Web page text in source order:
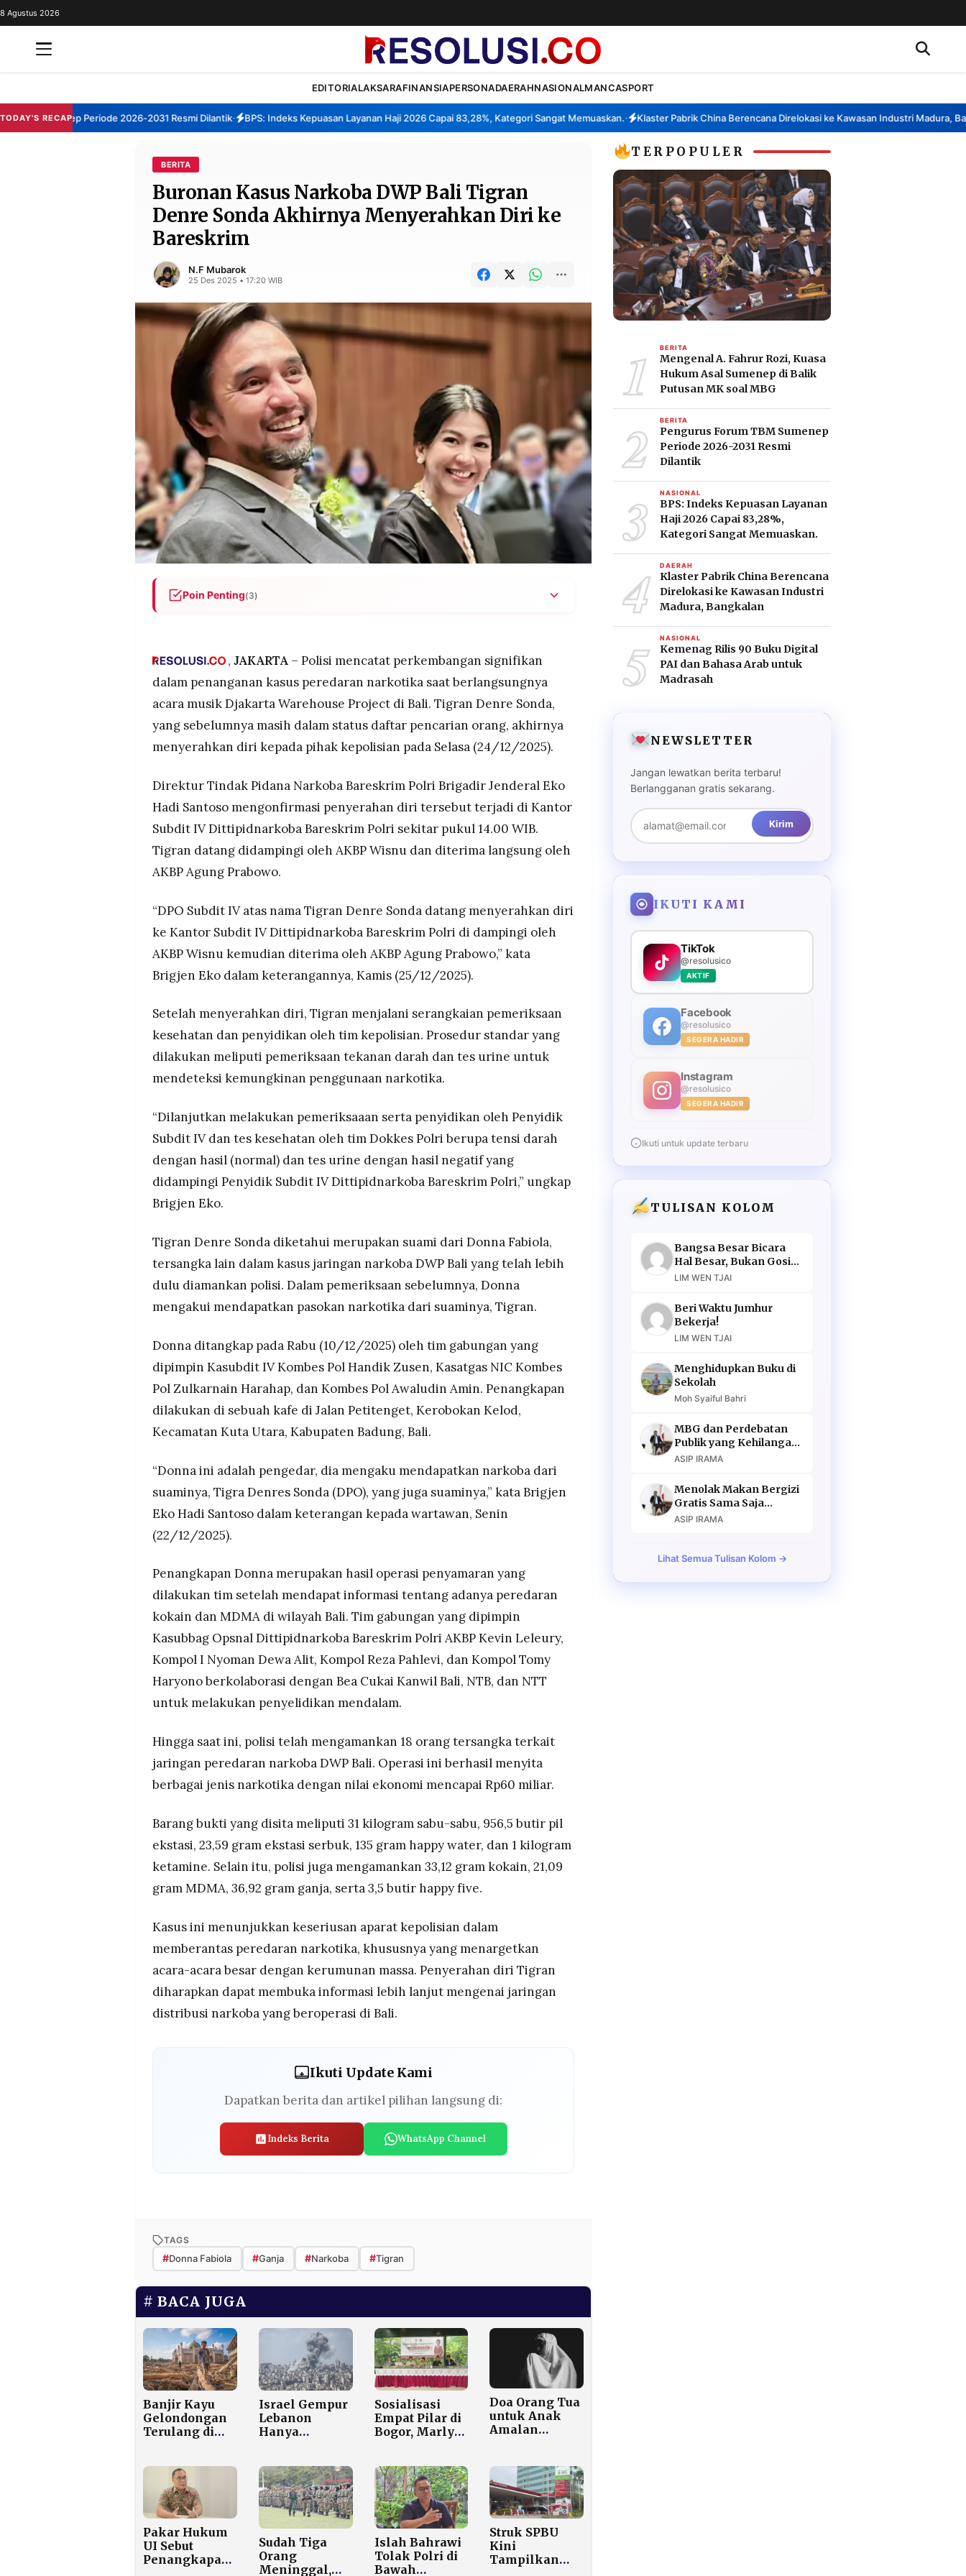
REDAKSI
BERITA
8 Agustus 2026
EDITORIALAKSARAFINANSIAPERSONADAERAHNASIONALMANCASPORT
TODAY'S RECAP
Sumenep Periode 2026-2031 Resmi Dilantik• BPS: Indeks Kepuasan Layanan Haji 2026 Capai 83,28%, Kategori Sangat Memuaskan.• Klaster Pabrik China Berencana Direlokasi ke Kawasan Industri Madura,
BERITA
Buronan Kasus Narkoba DWP Bali Tigran
Denre Sonda Akhirnya Menyerahkan Diri ke
Bareskrim
N.F Mubarok
25 Des 2025 • 17:20 WIB
Poin Penting(3)
Desember 2025 di Bali, dengan Donna mengaku mendapat pasokan narkoba
dari suaminya.
Total 18 tersangka diamankan dalam jaringan narkoba DWP Bali dengan barang
bukti senilai Rp60 miliar, termasuk 31 kg sabu, ratusan butir ekstasi, kokain,
MDMA, dan jenis narkotika lainnya.
, JAKARTA– Polisi mencatat perkembangan signifikan
dalam penanganan kasus peredaran narkotika saat berlangsungnya
acara musik Djakarta Warehouse Project di Bali. Tigran Denre Sonda,
yang sebelumnya masih dalam status daftar pencarian orang, akhirnya
menyerahkan diri kepada pihak kepolisian pada Selasa (24/12/2025).
Direktur Tindak Pidana Narkoba Bareskrim Polri Brigadir Jenderal Eko
Hadi Santoso mengonfirmasi penyerahan diri tersebut terjadi di Kantor
Subdit IV Dittipidnarkoba Bareskrim Polri sekitar pukul 14.00 WIB.
Tigran datang didampingi oleh AKBP Wisnu dan diterima langsung oleh
AKBP Agung Prabowo.
“DPO Subdit IV atas nama Tigran Denre Sonda datang menyerahkan diri
ke Kantor Subdit IV Dittipidnarkoba Bareskrim Polri di dampingi oleh
AKBP Wisnu kemudian diterima oleh AKBP Agung Prabowo,” kata
Brigjen Eko dalam keterangannya, Kamis (25/12/2025).
Setelah menyerahkan diri, Tigran menjalani serangkaian pemeriksaan
kesehatan dan penyidikan oleh tim kepolisian. Prosedur standar yang
dilakukan meliputi pemeriksaan tekanan darah dan tes urine untuk
mendeteksi kemungkinan penggunaan narkotika.
“Dilanjutkan melakukan pemeriksaaan serta penyidikan oleh Penyidik
Subdit IV dan tes kesehatan oleh tim Dokkes Polri berupa tensi darah
dengan hasil (normal) dan tes urine dengan hasil negatif yang
didampingi Penyidik Subdit IV Dittipidnarkoba Bareskrim Polri,” ungkap
Brigjen Eko.
Tigran Denre Sonda diketahui merupakan suami dari Donna Fabiola,
tersangka lain dalam kasus jaringan narkoba DWP Bali yang telah lebih
dulu diamankan polisi. Dalam pemeriksaan sebelumnya, Donna
mengakui mendapatkan pasokan narkotika dari suaminya, Tigran.
Donna ditangkap pada Rabu (10/12/2025) oleh tim gabungan yang
dipimpin Kasubdit IV Kombes Pol Handik Zusen, Kasatgas NIC Kombes
Pol Zulkarnain Harahap, dan Kombes Pol Awaludin Amin. Penangkapan
dilakukan di sebuah kafe di Jalan Petitenget, Kerobokan Kelod,
Kecamatan Kuta Utara, Kabupaten Badung, Bali.
“Donna ini adalah pengedar, dia mengaku mendapatkan narkoba dari
suaminya, Tigra Denres Sonda (DPO), yang juga suaminya,” kata Brigjen
Eko Hadi Santoso dalam keterangan kepada wartawan, Senin
(22/12/2025).
Penangkapan Donna merupakan hasil operasi penyamaran yang
dilakukan tim setelah mendapat informasi tentang adanya peredaran
kokain dan MDMA di wilayah Bali. Tim gabungan yang dipimpin
Kasubbag Opsnal Dittipidnarkoba Bareskrim Polri AKBP Kevin Leleury,
Kompol I Nyoman Dewa Alit, Kompol Reza Pahlevi, dan Kompol Tomy
Haryono berkolaborasi dengan Bea Cukai Kanwil Bali, NTB, dan NTT
untuk melakukan penyelidikan mendalam.
Hingga saat ini, polisi telah mengamankan 18 orang tersangka terkait
jaringan peredaran narkoba DWP Bali. Operasi ini berhasil menyita
berbagai jenis narkotika dengan nilai ekonomi mencapai Rp60 miliar.
Barang bukti yang disita meliputi 31 kilogram sabu-sabu, 956,5 butir pil
ekstasi, 23,59 gram ekstasi serbuk, 135 gram happy water, dan 1 kilogram
ketamine. Selain itu, polisi juga mengamankan 33,12 gram kokain, 21,09
gram MDMA, 36,92 gram ganja, serta 3,5 butir happy five.
Kasus ini menunjukkan keseriusan aparat kepolisian dalam
memberantas peredaran narkotika, khususnya yang menargetkan
acara-acara besar dengan kerumunan massa. Penyerahan diri Tigran
diharapkan dapat membuka informasi lebih lanjut mengenai jaringan
distribusi narkoba yang beroperasi di Bali.
Ikuti Update Kami
Dapatkan berita dan artikel pilihan langsung di:
Indeks Berita WhatsApp Channel
TAGS
#Donna Fabiola #Ganja #Narkoba #Tigran
BACA JUGA
Banjir Kayu
Gelondongan
Terulang di
Kembali
Dihantui
Trauma
Israel Gempur
Lebanon
Hanya
Gencatan
Senjata AS-
Iran
Diumumkan,
254 Orang
Tewas
Sosialisasi
Empat Pilar di
Bogor, Marlyn
Gerindra Jadi
Garda Ideologi
Bangsa
Doa Orang Tua
untuk Anak
Amalan
dan Bacaan
Lengkapnya
Pakar Hukum
UI Sebut
Penangkapan
Sudah Tiga
Orang
Meninggal,
Islah Bahrawi
Tolak Polri di
Bawah
Struk SPBU
Kini
Tampilkan
TERPOPULER
1 BERITA
Mengenal A. Fahrur Rozi, Kuasa
Hukum Asal Sumenep di Balik
Putusan MK soal MBG
2 BERITA
Pengurus Forum TBM Sumenep
Periode 2026-2031 Resmi
Dilantik
3 NASIONAL
BPS: Indeks Kepuasan Layanan
Haji 2026 Capai 83,28%,
Kategori Sangat Memuaskan.
4 DAERAH
Klaster Pabrik China Berencana
Direlokasi ke Kawasan Industri
Madura, Bangkalan
5 NASIONAL
Kemenag Rilis 90 Buku Digital
PAI dan Bahasa Arab untuk
Madrasah
NEWSLETTER
Jangan lewatkan berita terbaru!
Berlangganan gratis sekarang.
Kirim
IKUTI KAMI
TikTok
@resolusico
AKTIF
Facebook
@resolusico
SEGERA HADIR
Instagram
@resolusico
SEGERA HADIR
Ikuti untuk update terbaru
TULISAN KOLOM
Bangsa Besar Bicara
Hal Besar, Bukan Gosip
Murahan
LIM WEN TJAI
Beri Waktu Jumhur
Bekerja!
LIM WEN TJAI
Menghidupkan Buku di
Sekolah
Moh Syaiful Bahri
MBG dan Perdebatan
Publik yang Kehilangan
Argumen
ASIP IRAMA
Menolak Makan Bergizi
Gratis Sama Saja
Menolak Masa Depan
ASIP IRAMA
Lihat Semua Tulisan Kolom →